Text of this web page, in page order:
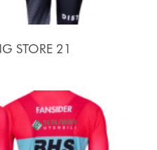
STORE 21